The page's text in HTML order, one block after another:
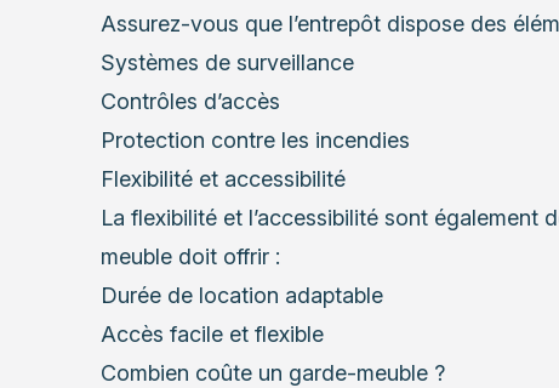
Assurez-vous que l’entrepôt dispose des
Systèmes de surveillance
Contrôles d’accès
Protection contre les incendies
Flexibilité et accessibilité
La flexibilité et l’accessibilité sont également
meuble doit offrir :
Durée de location adaptable
Accès facile et flexible
Combien coûte un garde-meuble ?